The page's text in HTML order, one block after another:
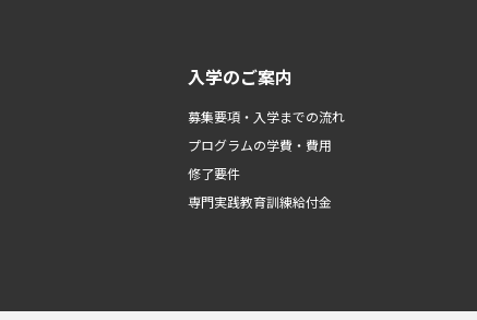
入学のご案内
募集要項・入学までの流れ
プログラムの学費・費用
修了要件
専門実践教育訓練給付金